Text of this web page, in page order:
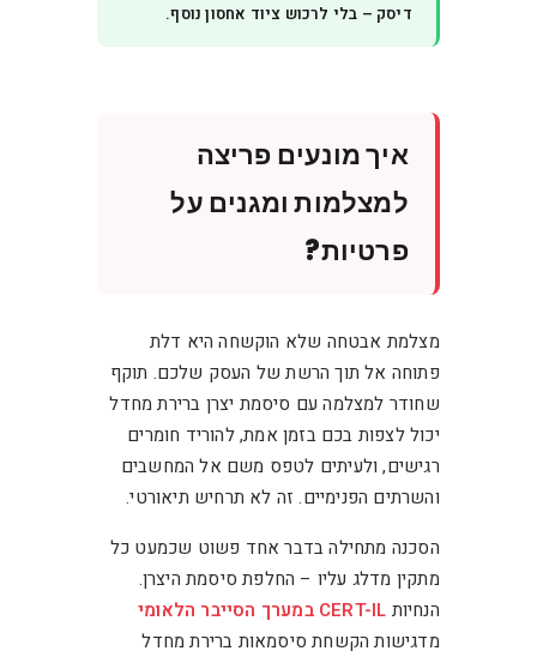
דיסק – בלי לרכוש ציוד אחסון נוסף.
איך מונעים פריצה
למצלמות ומגנים על
פרטיות?
מצלמת אבטחה שלא הוקשחה היא דלת
פתוחה אל תוך הרשת של העסק שלכם. תוקף
שחודר למצלמה עם סיסמת יצרן ברירת מחדל
יכול לצפות בכם בזמן אמת, להוריד חומרים
רגישים, ולעיתים לטפס משם אל המחשבים
והשרתים הפנימיים. זה לא תרחיש תיאורטי.
הסכנה מתחילה בדבר אחד פשוט שכמעט כל
מתקין מדלג עליו – החלפת סיסמת היצרן.
הנחיות CERT-IL במערך הסייבר הלאומי
מדגישות הקשחת סיסמאות ברירת מחדל